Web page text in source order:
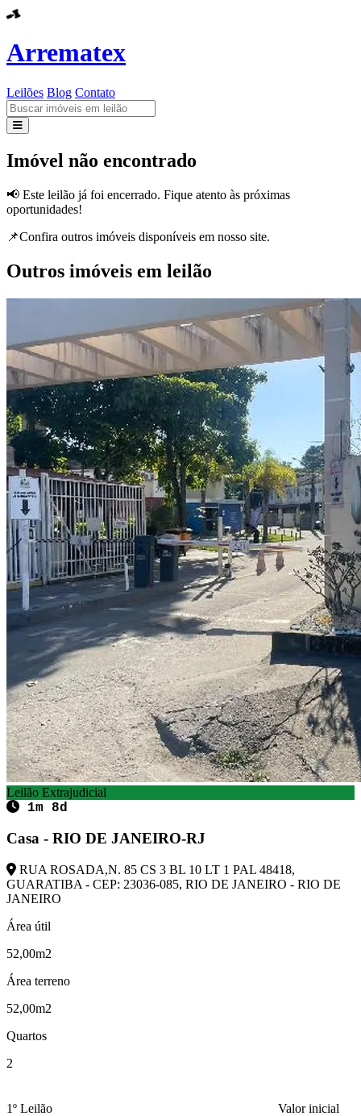
Arrematex
Leilões Blog Contato
Leilões
Imóvel não encontrado
📢 Este leilão já foi encerrado. Fique atento às próximas
oportunidades!
📌Confira outros imóveis disponíveis em nosso site.
Outros imóveis em leilão
Leilão Extrajudicial
1m 8d
Casa - RIO DE JANEIRO-RJ
RUA ROSADA,N. 85 CS 3 BL 10 LT 1 PAL 48418,
GUARATIBA - CEP: 23036-085, RIO DE JANEIRO - RIO DE
JANEIRO
Área útil
52,00m2
Área terreno
52,00m2
Quartos
2
1º Leilão
Valor inicial